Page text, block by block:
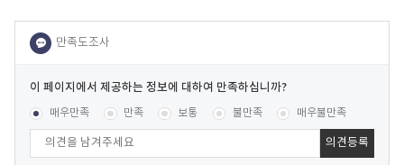
이
페
이
에
콘텐츠 만족도 조사 [평균 .46 점 / 48 명 참여]
매우만족 만족 보통 불만족 매우불만족